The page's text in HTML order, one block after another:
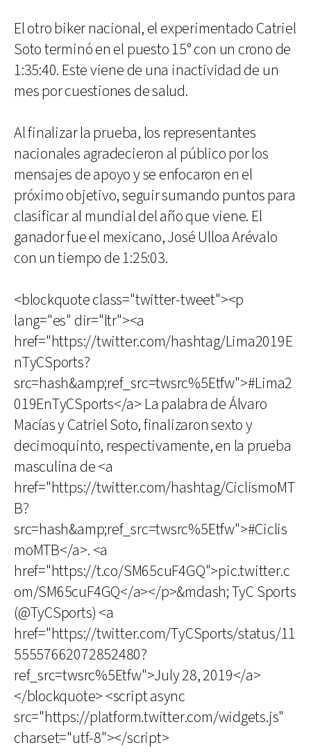
El otro biker nacional, el experimentado Catriel
Soto terminó en el puesto 15° con un crono de
1:35:40. Este viene de una inactividad de un
mes por cuestiones de salud.
Al finalizar la prueba, los representantes
nacionales agradecieron al público por los
mensajes de apoyo y se enfocaron en el
próximo objetivo, seguir sumando puntos para
clasificar al mundial del año que viene. El
ganador fue el mexicano, José Ulloa Arévalo
con un tiempo de 1:25:03.
<blockquote class="twitter-tweet"><p
lang="es" dir="ltr"><a
href="https://twitter.com/hashtag/Lima2019E
nTyCSports?
src=hash&amp;ref_src=twsrc%5Etfw">#Lima2
019EnTyCSports</a> La palabra de Álvaro
Macías y Catriel Soto, finalizaron sexto y
decimoquinto, respectivamente, en la prueba
masculina de <a
href="https://twitter.com/hashtag/CiclismoMT
B?
src=hash&amp;ref_src=twsrc%5Etfw">#Ciclis
moMTB</a>. <a
href="https://t.co/SM65cuF4GQ">pic.twitter.c
om/SM65cuF4GQ</a></p>&mdash; TyC Sports
(@TyCSports) <a
href="https://twitter.com/TyCSports/status/11
55557662072852480?
ref_src=twsrc%5Etfw">July 28, 2019</a>
</blockquote> <script async
src="https://platform.twitter.com/widgets.js"
charset="utf-8"></script>